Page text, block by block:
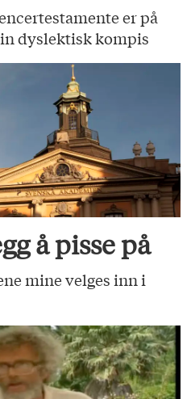
er på
dyslektisk kompis
å pisse på
mine velges inn i